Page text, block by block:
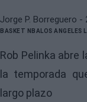
Jorge P. Borreguero -
BASKET NBALOS ANGELES
Rob Pelinka abre
la temporada
largo plazo